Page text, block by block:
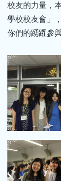
校友的力量，
學校校友會」
你們的踴躍參